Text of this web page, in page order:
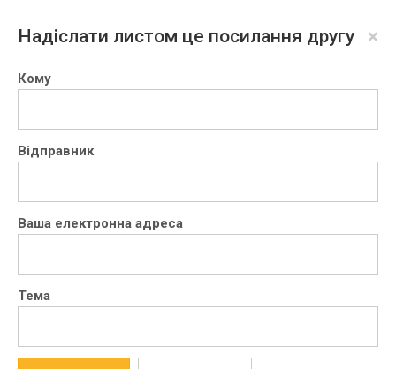
Надіслати листом це посилання другу ×
Кому
Відправник
Ваша електронна адреса
Тема